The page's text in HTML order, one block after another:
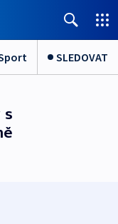
SLEDOVAT
s